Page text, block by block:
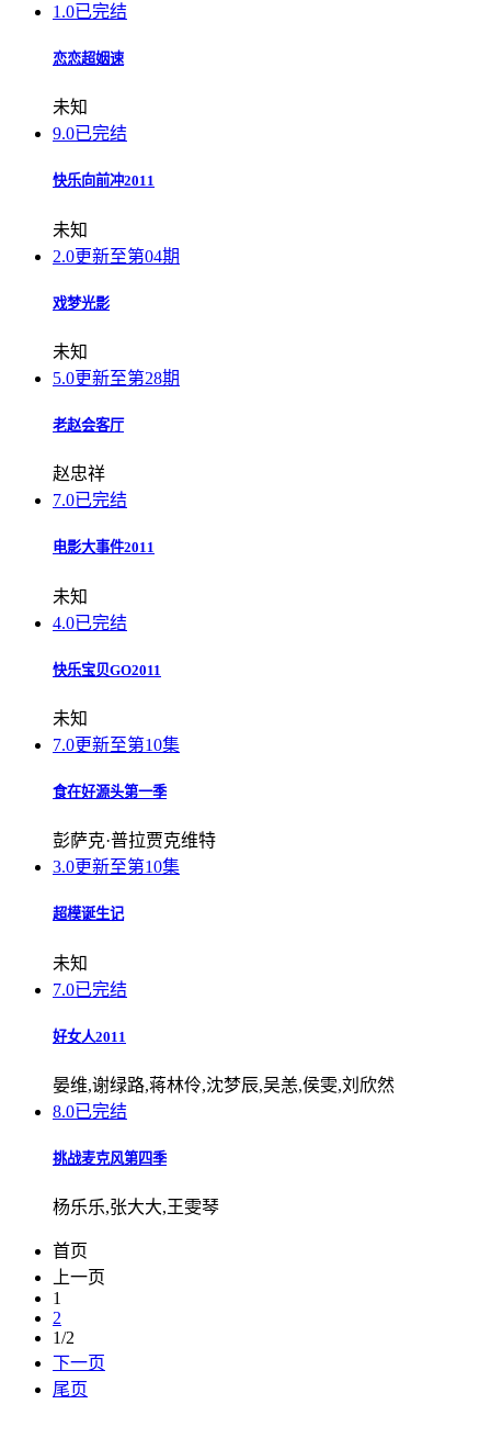
1.0已完结
恋恋超姻速
未知
9.0已完结
快乐向前冲2011
未知
2.0更新至第04期
戏梦光影
未知
5.0更新至第28期
老赵会客厅
赵忠祥
7.0已完结
电影大事件2011
未知
4.0已完结
快乐宝贝GO2011
未知
7.0更新至第10集
食在好源头第一季
彭萨克·普拉贾克维特
3.0更新至第10集
超模诞生记
未知
7.0已完结
好女人2011
晏维,谢绿路,蒋林伶,沈梦辰,吴恙,侯雯,刘欣然
8.0已完结
挑战麦克风第四季
杨乐乐,张大大,王雯琴
首页
上一页
1
2
1/2
下一页
尾页